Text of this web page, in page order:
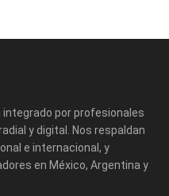
por profesionales
y digital. Nos respaldan
e internacional, y
en México, Argentina y